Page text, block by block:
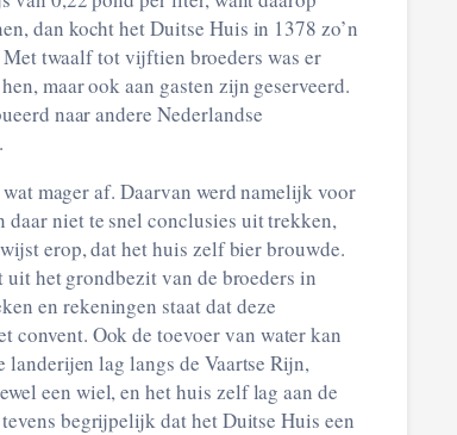
dan kocht het Duitse Huis in 1378 zo’n
twaalf tot vijftien broeders was er
maar ook aan gasten zijn geserveerd.
naar andere Nederlandse
mager af. Daarvan werd namelijk voor
daar niet te snel conclusies uit trekken,
erop, dat het huis zelf bier brouwde.
het grondbezit van de broeders in
en rekeningen staat dat deze
convent. Ook de toevoer van water kan
landerijen lag langs de Vaartse Rijn,
een wiel, en het huis zelf lag aan de
begrijpelijk dat het Duitse Huis een